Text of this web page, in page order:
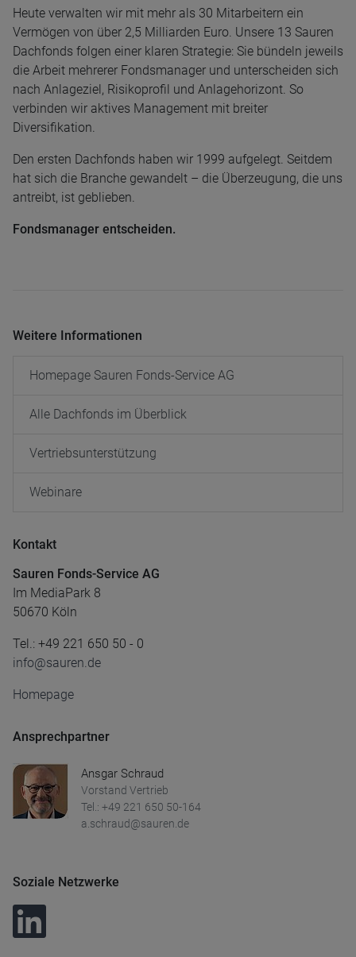
Heute verwalten wir mit mehr als 30 Mitarbeitern ein
Vermögen von über 2,5 Milliarden Euro. Unsere 13 Sauren
Dachfonds folgen einer klaren Strategie: Sie bündeln jeweils
die Arbeit mehrerer Fondsmanager und unterscheiden sich
nach Anlageziel, Risikoprofil und Anlagehorizont. So
verbinden wir aktives Management mit breiter
Diversifikation.
Den ersten Dachfonds haben wir 1999 aufgelegt. Seitdem
hat sich die Branche gewandelt – die Überzeugung, die uns
antreibt, ist geblieben.
Fondsmanager entscheiden.
Weitere Informationen
Homepage Sauren Fonds-Service AG
Alle Dachfonds im Überblick
Vertriebsunterstützung
Webinare
Kontakt
Sauren Fonds-Service AG
Im MediaPark 8
50670 Köln
Tel.: +49 221 650 50 - 0
info@sauren.de
Homepage
Ansprechpartner
Ansgar Schraud
Vorstand Vertrieb
Tel.: +49 221 650 50-164
a.schraud@sauren.de
Soziale Netzwerke